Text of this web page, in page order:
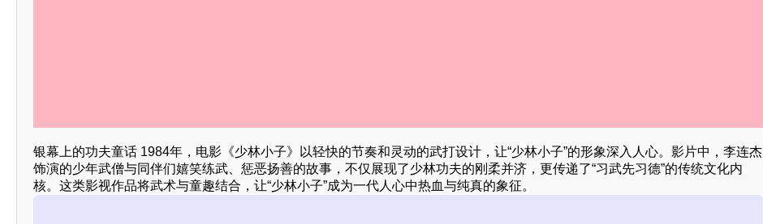
银幕上的功夫童话 1984年，电影《少林小子》以轻快的节奏和灵动的武打设计，让“少林小子”的形象深入人心。影片中，李连杰
饰演的少年武僧与同伴们嬉笑练武、惩恶扬善的故事，不仅展现了少林功夫的刚柔并济，更传递了“习武先习德”的传统文化内
核。这类影视作品将武术与童趣结合，让“少林小子”成为一代人心中热血与纯真的象征。